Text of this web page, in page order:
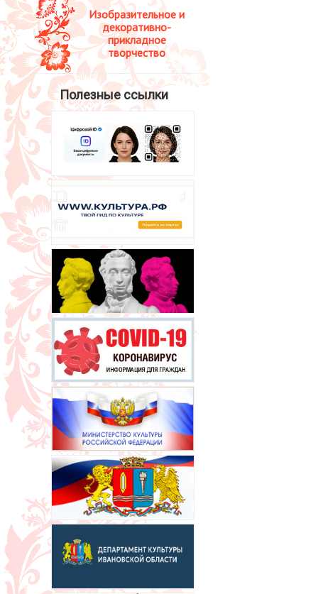
Изобразительное и
декоративно-
прикладное
творчество
Полезные ссылки